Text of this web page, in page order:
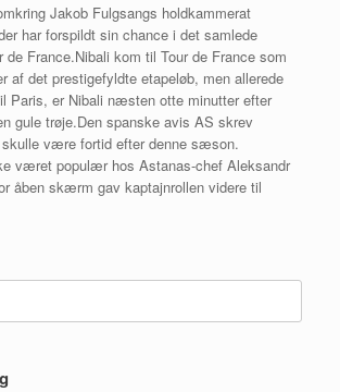
Jakob Fulgsangs holdkammerat
har forspildt sin chance i det samlede
de France.Nibali kom til Tour de France som
af det prestigefyldte etapeløb, men allerede
Paris, er Nibali næsten otte minutter efter
gule trøje.Den spanske avis AS skrev
være fortid efter denne sæson.
været populær hos Astanas-chef Aleksandr
åben skærm gav kaptajnrollen videre til